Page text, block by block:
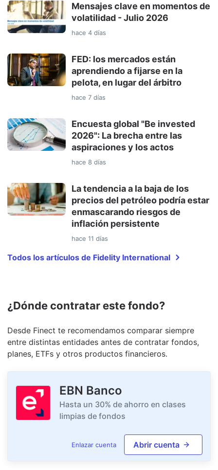
Mensajes clave en momentos de
volatilidad - Julio 2026
hace 4 días
FED: los mercados están
aprendiendo a fijarse en la
pelota, en lugar del árbitro
hace 7 días
Encuesta global "Be invested
2026": La brecha entre las
aspiraciones y los actos
hace 8 días
La tendencia a la baja de los
precios del petróleo podría estar
enmascarando riesgos de
inflación persistente
hace 11 días
Todos los artículos de Fidelity International
¿Dónde contratar este fondo?
Desde Finect te recomendamos comparar siempre
entre distintas entidades antes de contratar fondos,
planes, ETFs y otros productos financieros.
EBN Banco
Hasta un 30% de ahorro en clases
limpias de fondos
Enlazar cuenta Abrir cuenta